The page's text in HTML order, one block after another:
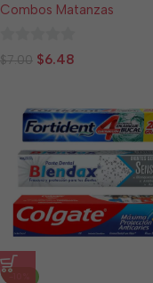
Combos Matanzas
0
$7.00 $6.48
-10%